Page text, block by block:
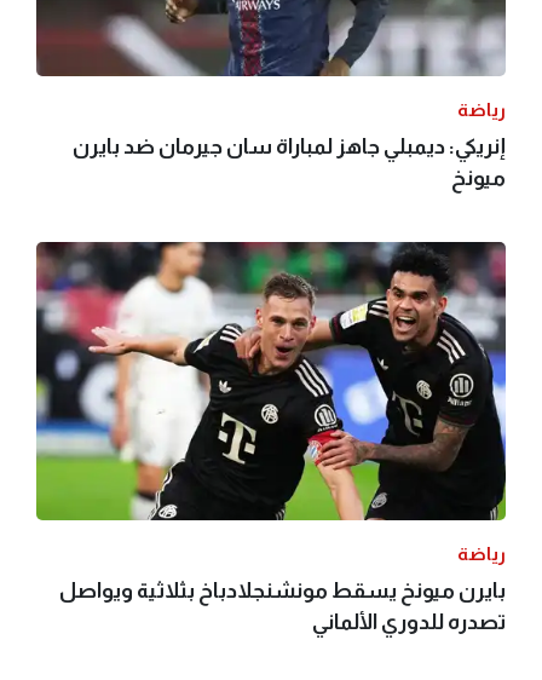
رياضة
إنريكي: ديمبلي جاهز لمباراة سان جيرمان ضد بايرن
ميونخ
رياضة
بايرن ميونخ يسقط مونشنجلادباخ بثلاثية ويواصل
تصدره للدوري الألماني